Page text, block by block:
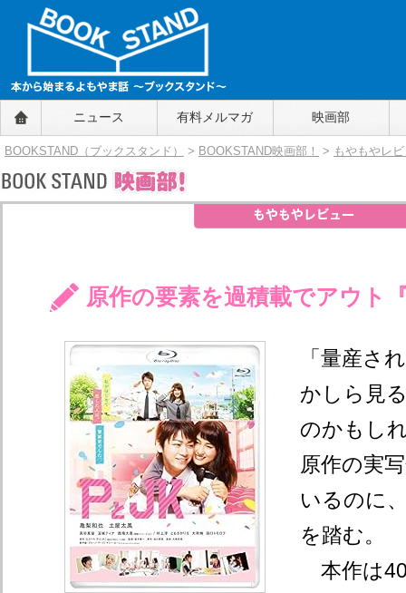
BOOKSTAND（ブックスタンド）
～本から始まるよもやま話～
BOOKSTAND（ブ
ニュース 有料メルマガ 映画部
BOOKSTAND（ブックスタンド） > BOOKSTAND映画部！ > もやもやレ
原作の要素を過積載でアウト
「量産さ
かしら見
のかもし
原作の実
いるのに
を踏む。
本作は